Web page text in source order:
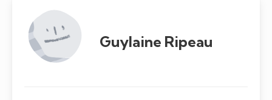
Guylaine Ripeau